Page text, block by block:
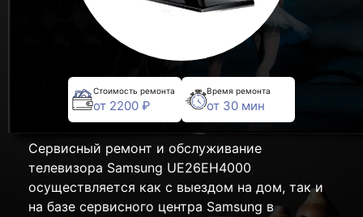
Стоимость ремонта
от 2200 ₽
Время ремонта
от 30 мин
Сервисный ремонт и обслуживание
телевизора Samsung UE26EH4000
осуществляется как с выездом на дом, так и
на базе сервисного центра Samsung в